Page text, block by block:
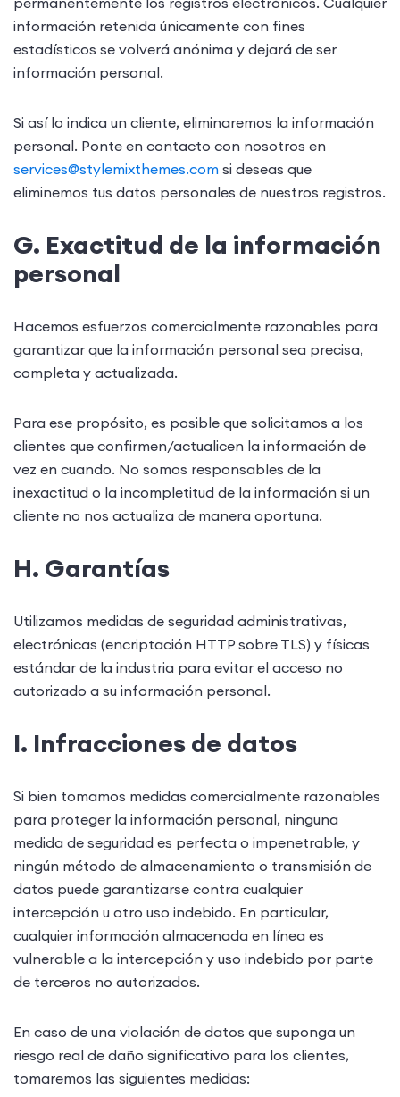
información retenida únicamente con fines
estadísticos se volverá anónima y dejará de ser
información personal.
Si así lo indica un cliente, eliminaremos la información
personal. Ponte en contacto con nosotros en
services@stylemixthemes.com si deseas que
eliminemos tus datos personales de nuestros registros.
G. Exactitud de la información
personal
Hacemos esfuerzos comercialmente razonables para
garantizar que la información personal sea precisa,
completa y actualizada.
Para ese propósito, es posible que solicitamos a los
clientes que confirmen/actualicen la información de
vez en cuando. No somos responsables de la
inexactitud o la incompletitud de la información si un
cliente no nos actualiza de manera oportuna.
H. Garantías
Utilizamos medidas de seguridad administrativas,
electrónicas (encriptación HTTP sobre TLS) y físicas
estándar de la industria para evitar el acceso no
autorizado a su información personal.
I. Infracciones de datos
Si bien tomamos medidas comercialmente razonables
para proteger la información personal, ninguna
medida de seguridad es perfecta o impenetrable, y
ningún método de almacenamiento o transmisión de
datos puede garantizarse contra cualquier
intercepción u otro uso indebido. En particular,
cualquier información almacenada en línea es
vulnerable a la intercepción y uso indebido por parte
de terceros no autorizados.
En caso de una violación de datos que suponga un
riesgo real de daño significativo para los clientes,
tomaremos las siguientes medidas: